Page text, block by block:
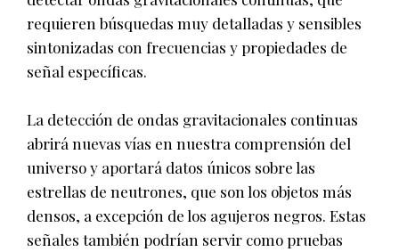
requieren búsquedas muy detalladas y sensibles
sintonizadas con frecuencias y propiedades de
señal específicas.
La detección de ondas gravitacionales continuas
abrirá nuevas vías en nuestra comprensión del
universo y aportará datos únicos sobre las
estrellas de neutrones, que son los objetos más
densos, a excepción de los agujeros negros. Estas
señales también podrían servir como pruebas